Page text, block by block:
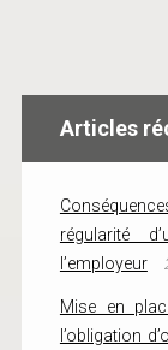
Articles
régularité
l’employeur
Mise en
l’obligation